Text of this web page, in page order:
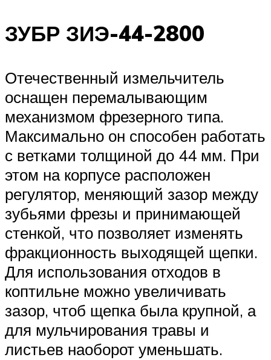
ЗУБР ЗИЭ-44-2800
Отечественный измельчитель
оснащен перемалывающим
механизмом фрезерного типа.
Максимально он способен работать
с ветками толщиной до 44 мм. При
этом на корпусе расположен
регулятор, меняющий зазор между
зубьями фрезы и принимающей
стенкой, что позволяет изменять
фракционность выходящей щепки.
Для использования отходов в
коптильне можно увеличивать
зазор, чтоб щепка была крупной, а
для мульчирования травы и
листьев наоборот уменьшать.